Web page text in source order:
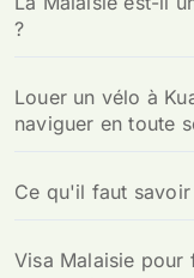
?
Louer un vélo à
naviguer en toute
Ce qu'il faut
Visa Malaisie pour